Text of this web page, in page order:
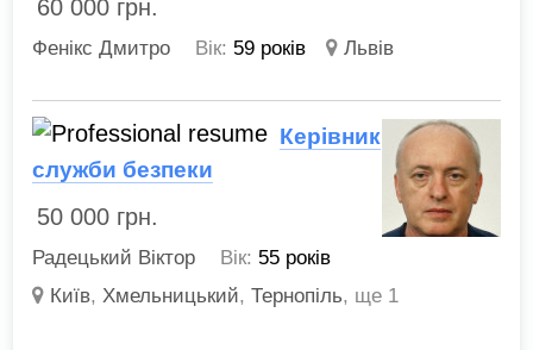
60 000 грн.
Фенікс Дмитро Вік: 59 років Львів
Керівник
служби безпеки
50 000 грн.
Радецький Віктор Вік: 55 років
Київ, Хмельницький,Тернопіль, ще 1